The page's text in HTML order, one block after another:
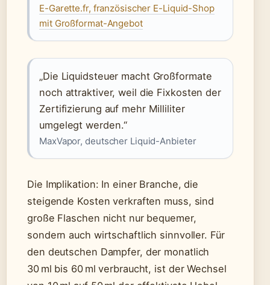
E-Garette.fr, französischer E-Liquid-Shop
mit Großformat-Angebot
„Die Liquidsteuer macht Großformate
noch attraktiver, weil die Fixkosten der
Zertifizierung auf mehr Milliliter
umgelegt werden.“
MaxVapor, deutscher Liquid-Anbieter
Die Implikation: In einer Branche, die
steigende Kosten verkraften muss, sind
große Flaschen nicht nur bequemer,
sondern auch wirtschaftlich sinnvoller. Für
den deutschen Dampfer, der monatlich
30 ml bis 60 ml verbraucht, ist der Wechsel